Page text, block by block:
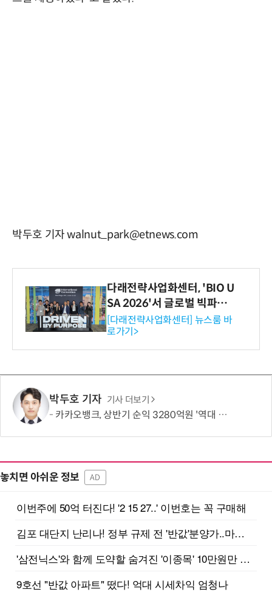
박두호 기자 walnut_park@etnews.com
다래전략사업화센터, 'BIO U
SA 2026'서 글로벌 빅파마
와의 비즈니스 미팅 지원…K
-바이오 해외 진출 교두보 확
보
[다래전략사업화센터] 뉴스룸 바
로가기>
박두호 기자 기사 더보기
카카오뱅크, 상반기 순익 3280억원 '역대 최대'…비이자수익 결실
놓치면 아쉬운 정보 AD